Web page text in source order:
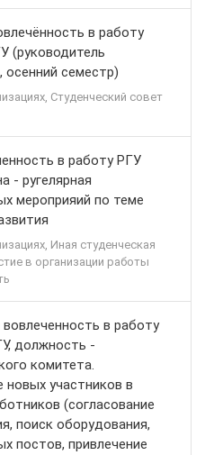
в работу
(руководитель
осенний семестр)
Студенческий совет
в работу РГУ
- ругелярная
мероприяий по теме
Иная студенческая
в организации работы
в работу
должность -
комитета.
новых участников в
(согласование
поиск оборудования,
постов, привлечение